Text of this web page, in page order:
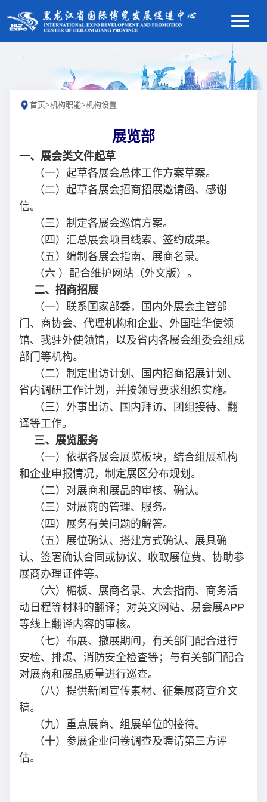
首页>机构职能>机构设置
展览部
一、展会类文件起草
（一）起草各展会总体工作方案草案。
（二）起草各展会招商招展邀请函、感谢
信。
（三）制定各展会巡馆方案。
（四）汇总展会项目线索、签约成果。
（五）编制各展会指南、展商名录。
（六 ）配合维护网站（外文版）。
二、招商招展
（一）联系国家部委，国内外展会主管部
门、商协会、代理机构和企业、外国驻华使领
馆、我驻外使领馆，以及省内各展会组委会组成
部门等机构。
（二）制定出访计划、国内招商招展计划、
省内调研工作计划，并按领导要求组织实施。
（三）外事出访、国内拜访、团组接待、翻
译等工作。
三、展览服务
（一）依据各展会展览板块，结合组展机构
和企业申报情况，制定展区分布规划。
（二）对展商和展品的审核、确认。
（三）对展商的管理、服务。
（四）展务有关问题的解答。
（五）展位确认、搭建方式确认、展具确
认、签署确认合同或协议、收取展位费、协助参
展商办理证件等。
（六）楣板、展商名录、大会指南、商务活
动日程等材料的翻译；对英文网站、易会展APP
等线上翻译内容的审核。
（七）布展、撤展期间，有关部门配合进行
安检、排爆、消防安全检查等；与有关部门配合
对展商和展品质量进行巡查。
（八）提供新闻宣传素材、征集展商宣介文
稿。
（九）重点展商、组展单位的接待。
（十）参展企业问卷调查及聘请第三方评
估。